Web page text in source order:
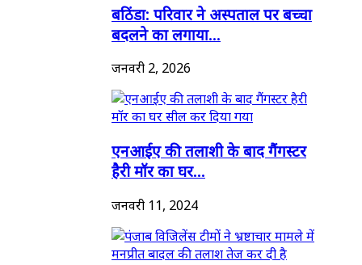
बठिंडा: परिवार ने अस्पताल पर बच्चा
बदलने का लगाया...
जनवरी 2, 2026
एनआईए की तलाशी के बाद गैंगस्टर
हैरी मॉर का घर...
जनवरी 11, 2024